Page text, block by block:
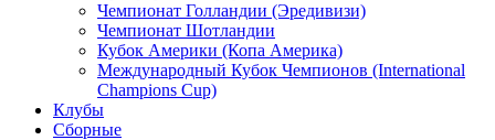
Чемпионат Голландии (Эредивизи)
Чемпионат Шотландии
Кубок Америки (Копа Америка)
Международный Кубок Чемпионов (International
Champions Cup)
Клубы
Сборные